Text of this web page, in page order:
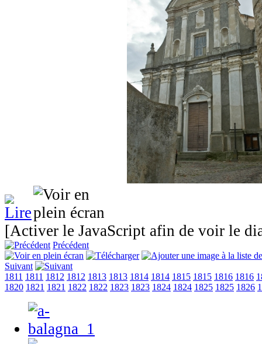
[Activer le JavaScript afin de voir le
Précédent
Suivant
1811 1811 1812 1812 1813 1813 1814 1814 1815 1815 1816 1816
1820 1821 1821 1822 1822 1823 1823 1824 1824 1825 1825 1826